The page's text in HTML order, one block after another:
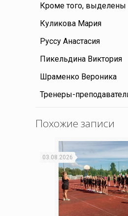
Кроме того, выделены
Куликова Мария
Руссу Анастасия
Пикельдина Виктория
Шраменко Вероника
Тренеры-
Похожие записи
03.08.2026